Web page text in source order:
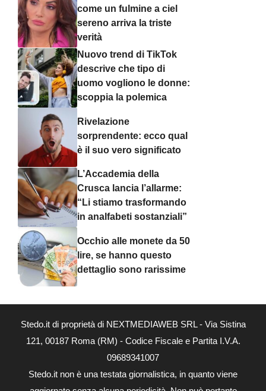
come un fulmine a ciel
sereno arriva la triste
verità
Nuovo trend di TikTok
descrive che tipo di
uomo vogliono le donne:
scoppia la polemica
Rivelazione
sorprendente: ecco qual
è il suo vero significato
L’Accademia della
Crusca lancia l’allarme:
“Li stiamo trasformando
in analfabeti sostanziali”
Occhio alle monete da 50
lire, se hanno questo
dettaglio sono rarissime
Stedo.it di proprietà di NEXTMEDIAWEB SRL - Via Sistina
121, 00187 Roma (RM) - Codice Fiscale e Partita I.V.A.
09689341007
Stedo.it non è una testata giornalistica, in quanto viene